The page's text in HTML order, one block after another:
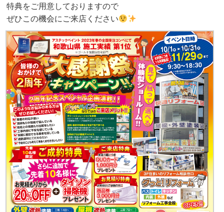
特典をご用意しておりますので
ぜひこの機会にご来店ください